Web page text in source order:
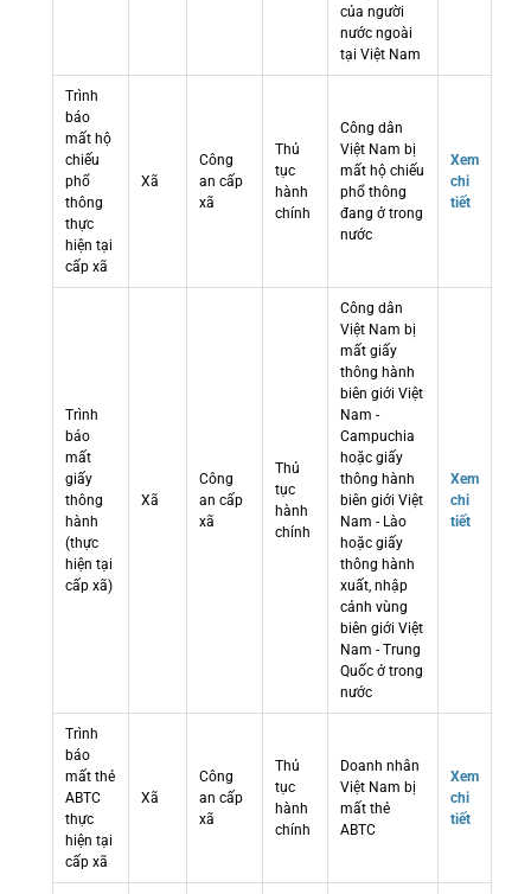
của người
nước ngoài
tại Việt Nam
Trình
báo
mất hộ
chiếu
phổ
thông
thực
hiện tại
cấp xã
Xã
Công
an cấp
xã
Thủ
tục
hành
chính
Công dân
Việt Nam bị
mất hộ chiếu
phổ thông
đang ở trong
nước
Xem
chi
tiết
Trình
báo
mất
giấy
thông
hành
(thực
hiện tại
cấp xã)
Xã
Công
an cấp
xã
Thủ
tục
hành
chính
Công dân
Việt Nam bị
mất giấy
thông hành
biên giới Việt
Nam -
Campuchia
hoặc giấy
thông hành
biên giới Việt
Nam - Lào
hoặc giấy
thông hành
xuất, nhập
cảnh vùng
biên giới Việt
Nam - Trung
Quốc ở trong
nước
Xem
chi
tiết
Trình
báo
mất thẻ
ABTC
thực
hiện tại
cấp xã
Xã
Công
an cấp
xã
Thủ
tục
hành
chính
Doanh nhân
Việt Nam bị
mất thẻ
ABTC
Xem
chi
tiết